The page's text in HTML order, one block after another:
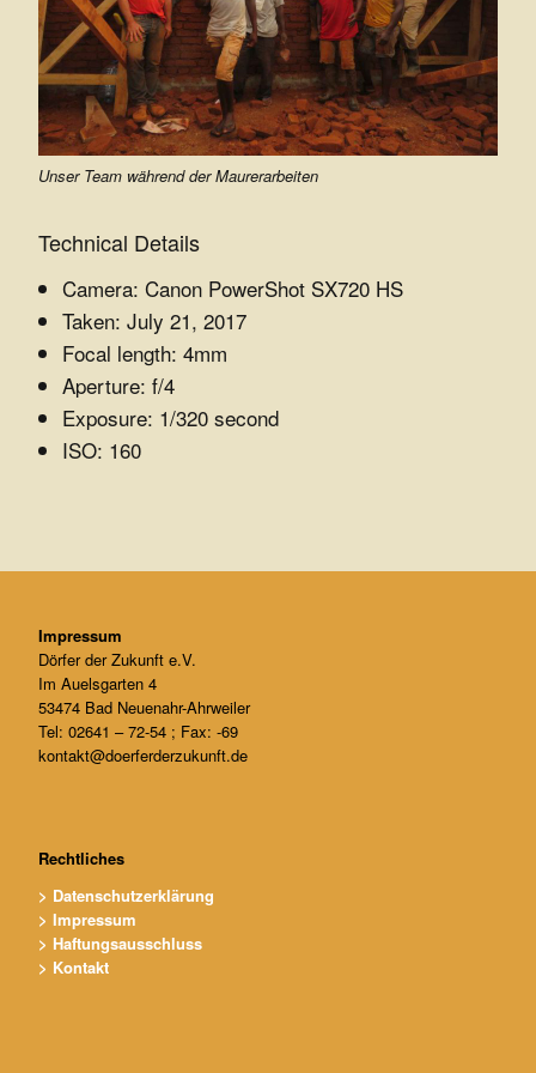
e
r
Z
u
k
u
n
f
t
e
V
.
Unser Team während der Maurerarbeiten
Technical Details
Camera: Canon PowerShot SX720 HS
Taken: July 21, 2017
Focal length: 4mm
Aperture: f/4
Exposure: 1/320 second
ISO: 160
Impressum
Dörfer der Zukunft e.V.
Im Auelsgarten 4
53474 Bad Neuenahr-Ahrweiler
Tel: 02641 – 72-54 ; Fax: -69
kontakt@doerferderzukunft.de
Rechtliches
> Datenschutzerklärung
> Impressum
> Haftungsausschluss
> Kontakt